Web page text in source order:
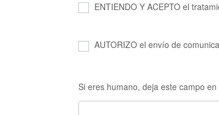
ENTIENDO Y ACEPTO el
AUTORIZO el envío de
Si eres humano, deja este campo en